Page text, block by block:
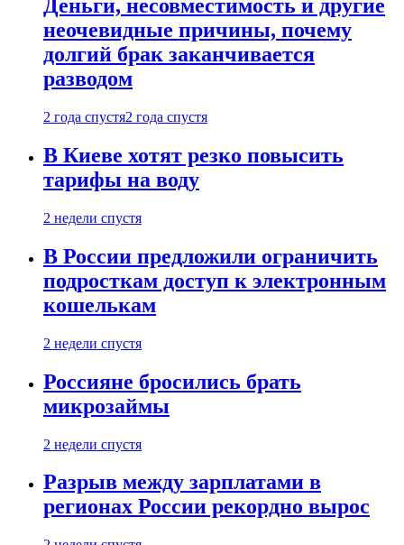
Деньги, несовместимость и другие
неочевидные причины, почему
долгий брак заканчивается
разводом
2 года спустя2 года спустя
В Киеве хотят резко повысить
тарифы на воду
2 недели спустя
В России предложили ограничить
подросткам доступ к электронным
кошелькам
2 недели спустя
Россияне бросились брать
микрозаймы
2 недели спустя
Разрыв между зарплатами в
регионах России рекордно вырос